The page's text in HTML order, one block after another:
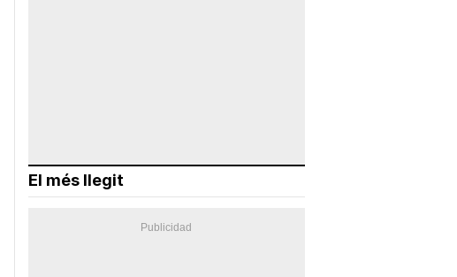
El més llegit